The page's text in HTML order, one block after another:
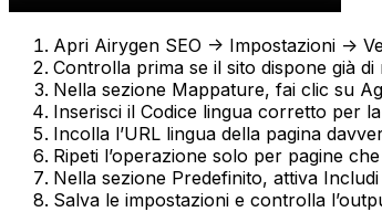
Apri Airygen SEO -> Impostazioni ->
Controlla prima se il sito dispone già di
Nella sezione Mappature, fai clic su
Inserisci il Codice lingua corretto per
Incolla l’URL lingua della pagina
Ripeti l’operazione solo per pagine
Nella sezione Predefinito, attiva
Salva le impostazioni e controlla